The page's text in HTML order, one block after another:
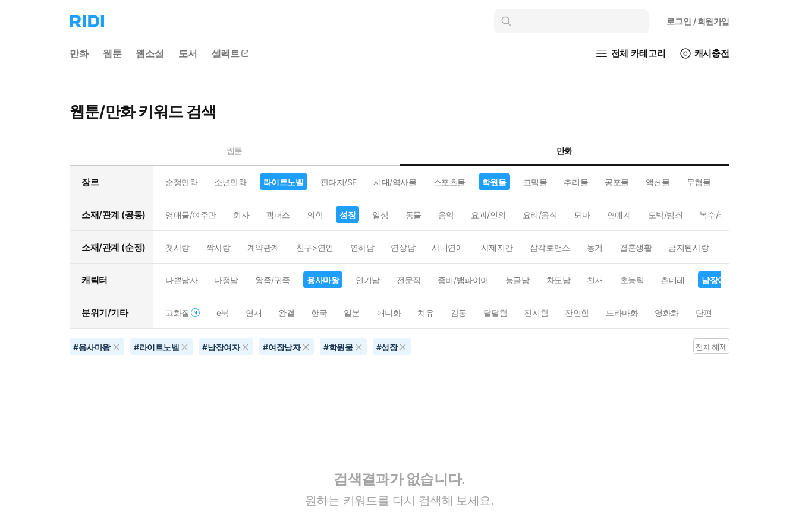
리
디
으
인
로그인 / 회원가입
만화 웹툰 웹소설 도서 셀렉트 전체 카테고리 캐시충전
웹툰/만화 키워드 검색
웹툰 만화
장르 순정만화 소년만화 라이트노벨 판타지/SF 시대/역사물 스포츠물 학원물 코믹물 추리물 공포물 액션물 무협물
소재/관계 (공통) 영애물/여주판 회사 캠퍼스 의학 성장 일상 동물 음악 요괴/인외 요리/음식 퇴마 연예계 도박/범죄 복수/배신
소재/관계 (순정) 첫사랑 짝사랑 계약관계 친구>연인 연하남 연상남 사내연애 사제지간 삼각로맨스 동거 결혼생활 금지된사랑
캐릭터 나쁜남자 다정남 왕족/귀족 용사마왕 인기남 전문직 좀비/뱀파이어 능글남 차도남 천재 초능력 츤데레 남장여자
분위기/기타 고화질 e북 연재 완결 한국 일본 애니화 치유 감동 달달함 진지함 잔인함 드라마화 영화화 단편
#용사마왕 #라이트노벨 #남장여자 #여장남자 #학원물 #성장 전체해제
검색결과가 없습니다.
원하는 키워드를 다시 검색해 보세요.